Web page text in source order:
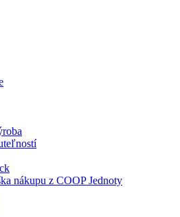
nákupu z COOP Jednoty